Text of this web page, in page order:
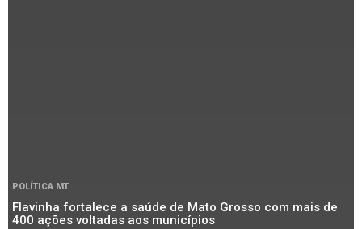
POLÍTICA MT
Flavinha fortalece a saúde de Mato Grosso com mais de
400 ações voltadas aos municípios